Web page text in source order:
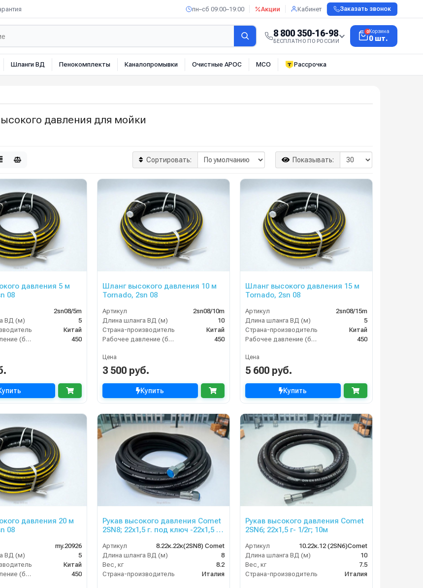
пн–сб 09:00–19:00 Акции Кабинет Заказать звонок
8 800 350-16-98
БЕСПЛАТНО ПО РОССИИ
0Корзина
0 шт.
Шланги ВД Пенокомплекты Каналопромывки Очистные АРОС МСО Рассрочка
давления для мойки
Сортировать: Показывать:
давления 5 м
08
2sn08/5m
ВД (м)
5
Китай
Рабочее давление (бар)
450
Шланг высокого давления 10 м
Tornado, 2sn 08
Артикул
2sn08/10m
Длина шланга ВД (м)
10
Страна-производитель
Китай
Рабочее давление (бар)
450
Цена
3 500 руб.
Купить
Шланг высокого давления 15 м
Tornado, 2sn 08
Артикул
2sn08/15m
Длина шланга ВД (м)
5
Страна-производитель
Китай
Рабочее давление (бар)
450
Цена
5 600 руб.
Купить
давления 20 м
08
my.20926
ВД (м)
5
Китай
Рабочее давление (бар)
450
Рукав высокого давления Comet
2SN8; 22х1,5 г. под ключ -22х1,5 ;
Артикул
8.22к.22к(2SN8) Comet
Длина шланга ВД (м)
8
Вес, кг
8.2
Страна-производитель
Италия
Рукав высокого давления Comet
2SN6; 22х1,5 г- 1/2г; 10м
Артикул
10.22к.12 (2SN6)Comet
Длина шланга ВД (м)
10
Вес, кг
7.5
Страна-производитель
Италия